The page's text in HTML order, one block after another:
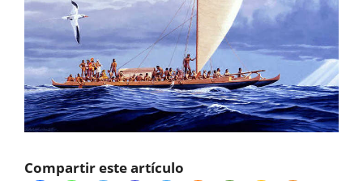
Compartir este artículo